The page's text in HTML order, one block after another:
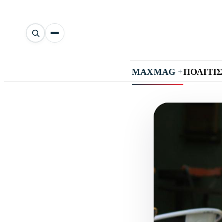
Αναζήτηση
άρθρων
MAXMAG +